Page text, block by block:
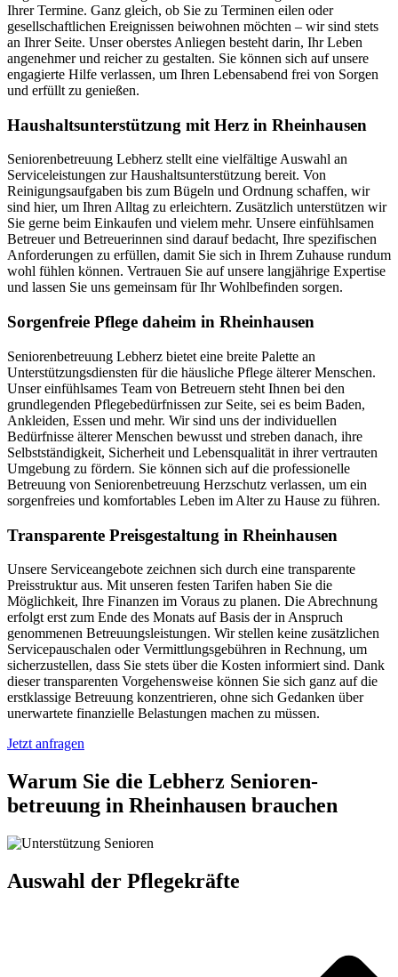
Ihrer Termine. Ganz gleich, ob Sie zu Terminen eilen oder
gesellschaftlichen Ereignissen beiwohnen möchten – wir sind stets
an Ihrer Seite. Unser oberstes Anliegen besteht darin, Ihr Leben
angenehmer und reicher zu gestalten. Sie können sich auf unsere
engagierte Hilfe verlassen, um Ihren Lebensabend frei von Sorgen
und erfüllt zu genießen.
Haushalts­unterstützung mit Herz in Rheinhausen
Seniorenbetreuung Lebherz stellt eine vielfältige Auswahl an
Serviceleistungen zur Haushaltsunterstützung bereit. Von
Reinigungsaufgaben bis zum Bügeln und Ordnung schaffen, wir
sind hier, um Ihren Alltag zu erleichtern. Zusätzlich unterstützen wir
Sie gerne beim Einkaufen und vielem mehr. Unsere einfühlsamen
Betreuer und Betreuerinnen sind darauf bedacht, Ihre spezifischen
Anforderungen zu erfüllen, damit Sie sich in Ihrem Zuhause rundum
wohl fühlen können. Vertrauen Sie auf unsere langjährige Expertise
und lassen Sie uns gemeinsam für Ihr Wohlbefinden sorgen.
Sorgenfreie Pflege daheim in Rheinhausen
Seniorenbetreuung Lebherz bietet eine breite Palette an
Unterstützungsdiensten für die häusliche Pflege älterer Menschen.
Unser einfühlsames Team von Betreuern steht Ihnen bei den
grundlegenden Pflegebedürfnissen zur Seite, sei es beim Baden,
Ankleiden, Essen und mehr. Wir sind uns der individuellen
Bedürfnisse älterer Menschen bewusst und streben danach, ihre
Selbstständigkeit, Sicherheit und Lebensqualität in ihrer vertrauten
Umgebung zu fördern. Sie können sich auf die professionelle
Betreuung von Seniorenbetreuung Herzschutz verlassen, um ein
sorgenfreies und komfortables Leben im Alter zu Hause zu führen.
Transparente Preisgestaltung in Rheinhausen
Unsere Serviceangebote zeichnen sich durch eine transparente
Preisstruktur aus. Mit unseren festen Tarifen haben Sie die
Möglichkeit, Ihre Finanzen im Voraus zu planen. Die Abrechnung
erfolgt erst zum Ende des Monats auf Basis der in Anspruch
genommenen Betreuungsleistungen. Wir stellen keine zusätzlichen
Servicepauschalen oder Vermittlungsgebühren in Rechnung, um
sicherzustellen, dass Sie stets über die Kosten informiert sind. Dank
dieser transparenten Vorgehensweise können Sie sich ganz auf die
erstklassige Betreuung konzentrieren, ohne sich Gedanken über
unerwartete finanzielle Belastungen machen zu müssen.
Jetzt anfragen
Warum Sie die Lebherz Senioren­
betreuung in Rheinhausen brauchen
Auswahl der Pflegekräfte